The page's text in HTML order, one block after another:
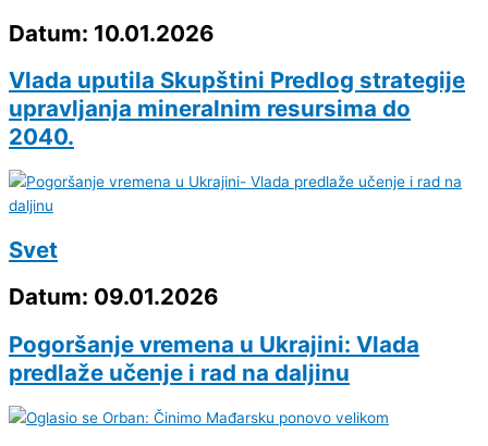
Datum: 10.01.2026
Vlada uputila Skupštini Predlog strategije
upravljanja mineralnim resursima do
2040.
Svet
Datum: 09.01.2026
Pogoršanje vremena u Ukrajini: Vlada
predlaže učenje i rad na daljinu